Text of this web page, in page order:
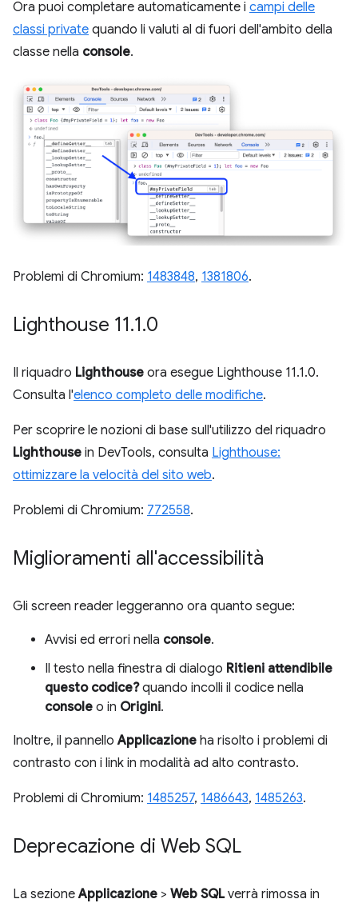
Ora puoi completare automaticamente i campi delle
classi private quando li valuti al di fuori dell'ambito della
classe nella console.
Problemi di Chromium: 1483848, 1381806.
Lighthouse 11.1.0
Il riquadro Lighthouse ora esegue Lighthouse 11.1.0.
Consulta l'elenco completo delle modifiche.
Per scoprire le nozioni di base sull'utilizzo del riquadro
Lighthouse in DevTools, consulta Lighthouse:
ottimizzare la velocità del sito web.
Problemi di Chromium: 772558.
Miglioramenti all'accessibilità
Gli screen reader leggeranno ora quanto segue:
Avvisi ed errori nella console.
Il testo nella finestra di dialogo Ritieni attendibile
questo codice?quando incolli il codice nella
console o in Origini.
Inoltre, il pannelloApplicazione ha risolto i problemi di
contrasto con i link in modalità ad alto contrasto.
Problemi di Chromium: 1485257, 1486643, 1485263.
Deprecazione di Web SQL
La sezioneApplicazione > Web SQLverrà rimossa in